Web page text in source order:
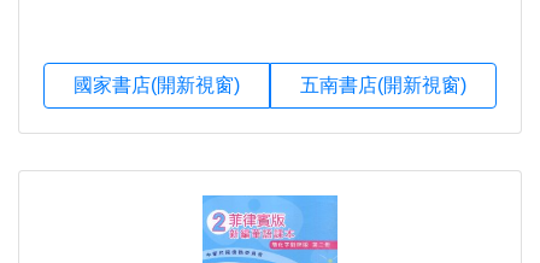
國家書店(開新視窗) 五南書店(開新視窗)